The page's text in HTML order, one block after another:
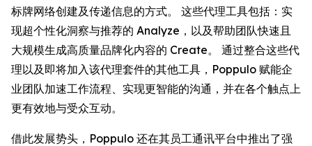
标牌网络创建及传递信息的方式。 这些代理工具包括：实
现超个性化洞察与推荐的 Analyze ，以及帮助团队快速且
大规模生成高质量品牌化内容的 Create。 通过整合这些代
理以及即将加入该代理套件的其他工具，Poppulo 赋能企
业团队加速工作流程、实现更智能的沟通，并在各个触点上
更有效地与受众互动。
借此发展势头，Poppulo 还在其员工通讯平台中推出了强